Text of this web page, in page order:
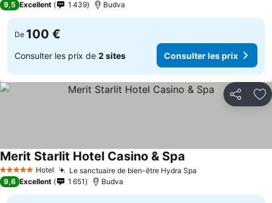
9,5 Excellent 1 439 Budva
De 100 €
Consulter les prix de 2 sites Consulter les prix
Partager
5 Étoiles Hotel Le sanctuaire de bien-être Hydra Spa
Merit Starlit Hotel Casino & Spa
9,6 Excellent 1 651 Budva